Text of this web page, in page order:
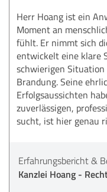
Herr Hoang ist ein
Moment an
fühlt. Er nimmt sich
entwickelt eine klare
schwierigen
Brandung. Seine
Erfolgsaussichten
zuverlässigen,
sucht, ist hier genau
Erfahrungsbericht &
Kanzlei Hoang -